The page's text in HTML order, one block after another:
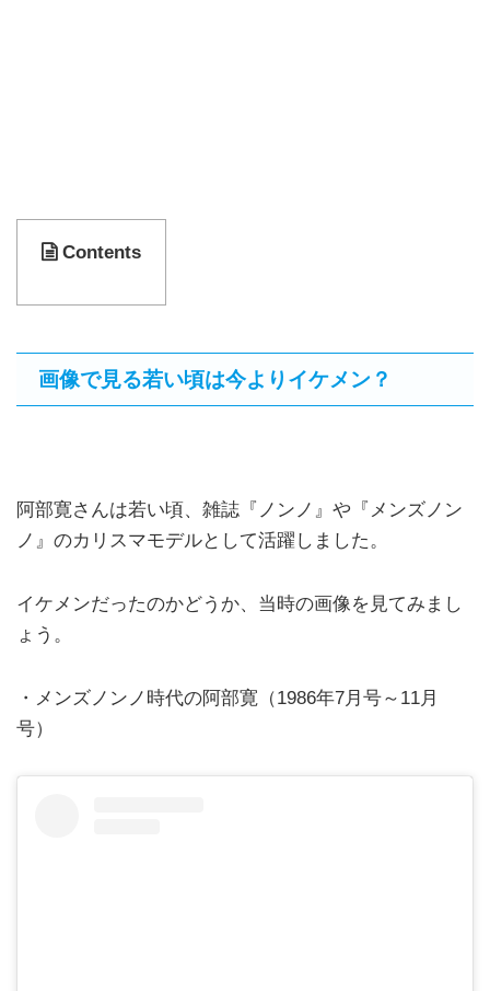
Contents
画像で見る若い頃は今よりイケメン？
阿部寛さんは若い頃、雑誌『ノンノ』や『メンズノン
ノ』のカリスマモデルとして活躍しました。
イケメンだったのかどうか、当時の画像を見てみまし
ょう。
・メンズノンノ時代の阿部寛（1986年7月号～11月
号）